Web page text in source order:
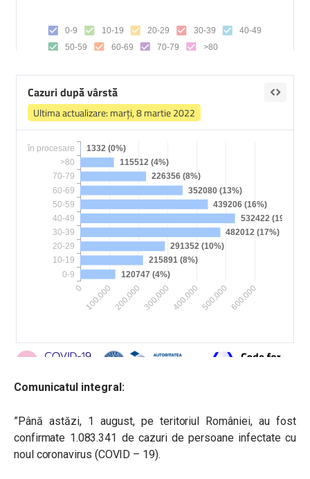
Comunicatul integral:
”Până astăzi, 1 august, pe teritoriul României, au fost
confirmate 1.083.341 de cazuri de persoane infectate cu
noul coronavirus (COVID – 19).